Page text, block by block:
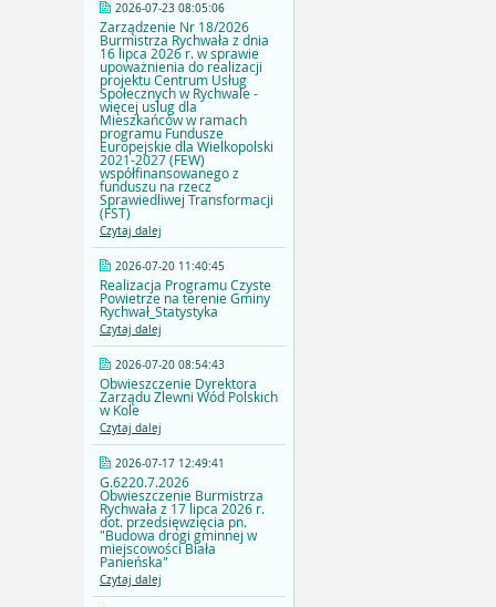
2026-07-23 08:05:06
Zarządzenie Nr 18/2026
Burmistrza Rychwała z dnia
16 lipca 2026 r. w sprawie
upoważnienia do realizacji
projektu Centrum Usług
Społecznych w Rychwale -
więcej uslug dla
Mieszkańców w ramach
programu Fundusze
Europejskie dla Wielkopolski
2021-2027 (FEW)
współfinansowanego z
funduszu na rzecz
Sprawiedliwej Transformacji
(FST)
Czytaj dalej
2026-07-20 11:40:45
Realizacja Programu Czyste
Powietrze na terenie Gminy
Rychwał_Statystyka
Czytaj dalej
2026-07-20 08:54:43
Obwieszczenie Dyrektora
Zarządu Zlewni Wód Polskich
w Kole
Czytaj dalej
2026-07-17 12:49:41
G.6220.7.2026
Obwieszczenie Burmistrza
Rychwała z 17 lipca 2026 r.
dot. przedsięwzięcia pn.
"Budowa drogi gminnej w
miejscowości Biała
Panieńska"
Czytaj dalej